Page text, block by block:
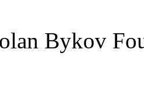
Bykov